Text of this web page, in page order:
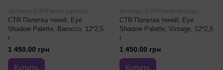
Артикул: CTRPalete-barocco
CTR Палетка теней, Eye
Shadow Palette, Barocco, 12*2,5
г
1 450.00 грн
Купить
Артикул: CTRPalete-vintage
CTR Палетка теней, Eye
Shadow Palette, Vintage, 12*2,5
г
1 450.00 грн
Купить